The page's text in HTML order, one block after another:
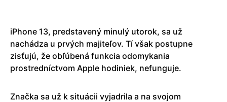
iPhone 13, predstavený minulý utorok, sa už
nachádza u prvých majiteľov. Tí však postupne
zisťujú, že obľúbená funkcia odomykania
prostredníctvom Apple hodiniek, nefunguje.
Značka sa už k situácii vyjadrila a na svojom